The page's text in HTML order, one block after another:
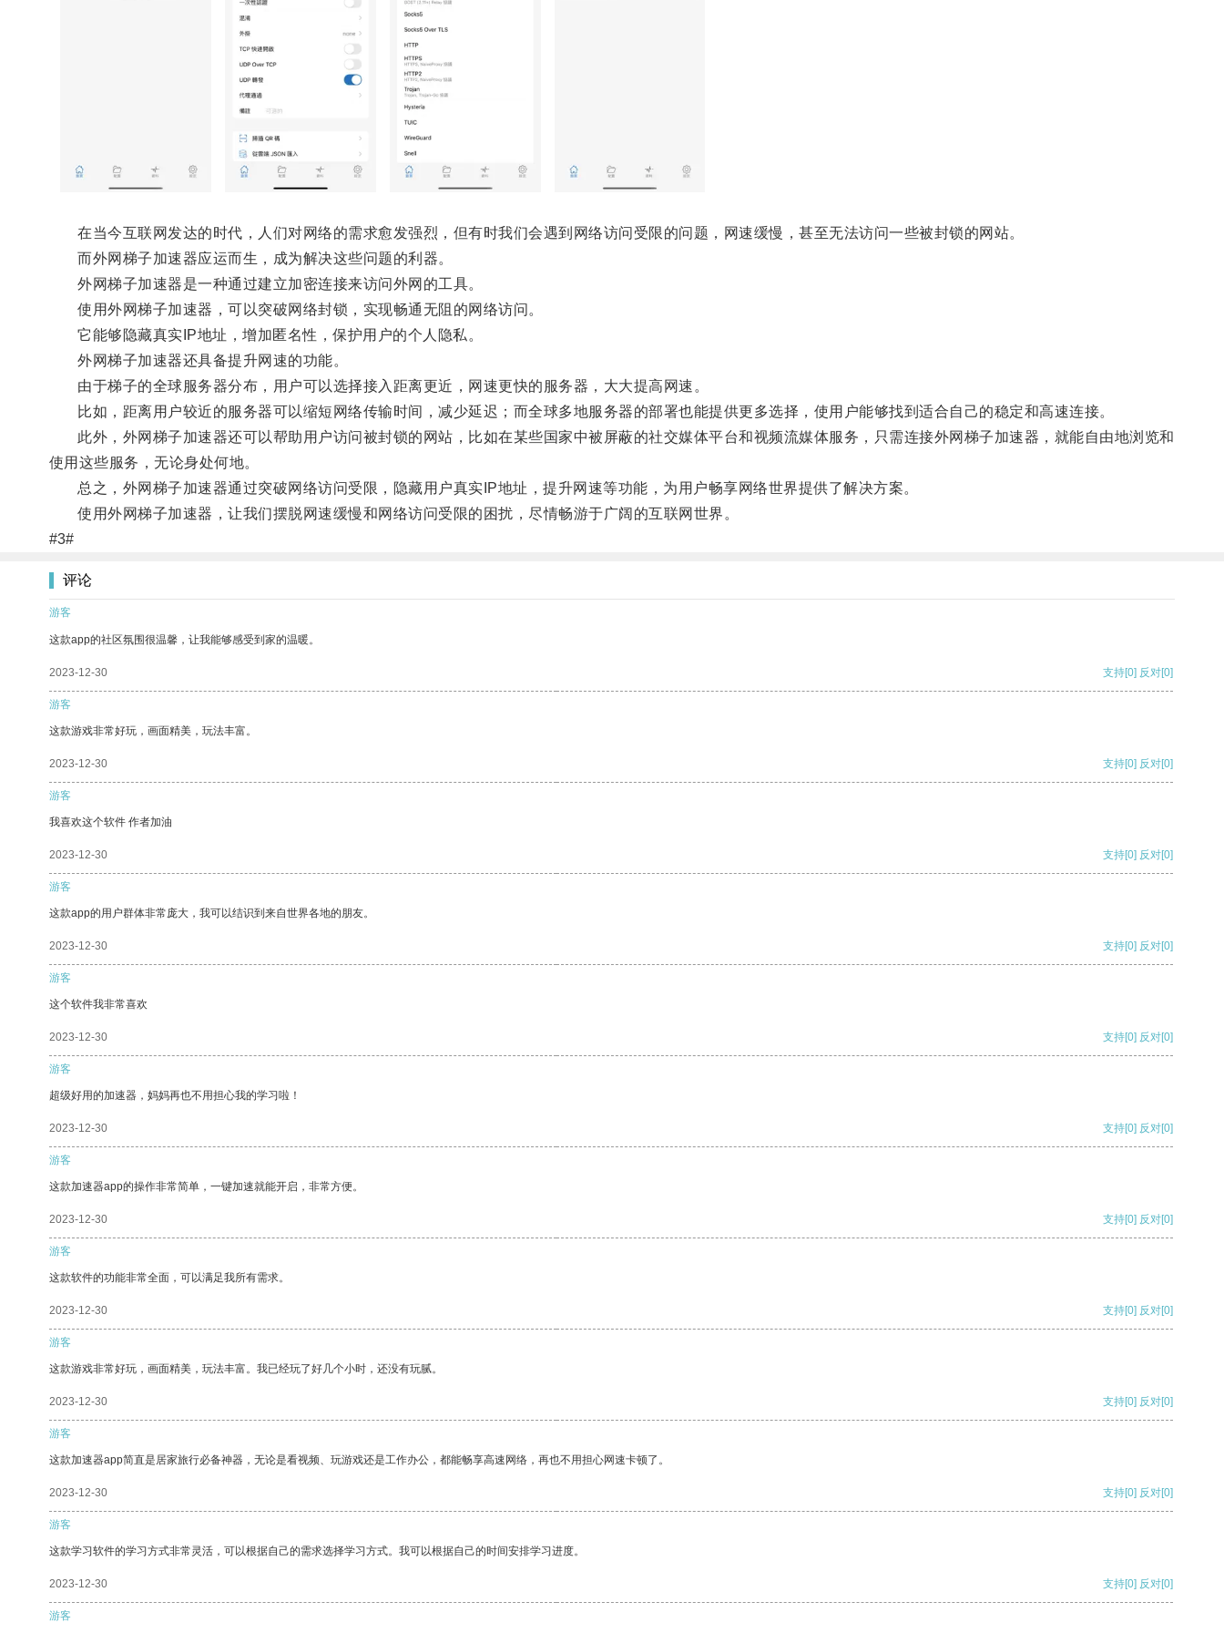
在当今互联网发达的时代，人们对网络的需求愈发强烈，但有时我们会遇到网络访问受限的问题，网速缓慢，甚至无法访问一些被封锁的网站。
而外网梯子加速器应运而生，成为解决这些问题的利器。
外网梯子加速器是一种通过建立加密连接来访问外网的工具。
使用外网梯子加速器，可以突破网络封锁，实现畅通无阻的网络访问。
它能够隐藏真实IP地址，增加匿名性，保护用户的个人隐私。
外网梯子加速器还具备提升网速的功能。
由于梯子的全球服务器分布，用户可以选择接入距离更近，网速更快的服务器，大大提高网速。
比如，距离用户较近的服务器可以缩短网络传输时间，减少延迟；而全球多地服务器的部署也能提供更多选择，使用户能够找到适合自己的稳定和高速连接。
此外，外网梯子加速器还可以帮助用户访问被封锁的网站，比如在某些国家中被屏蔽的社交媒体平台和视频流媒体服务，只需连接外网梯子加速器，就能自由地浏览和
使用这些服务，无论身处何地。
总之，外网梯子加速器通过突破网络访问受限，隐藏用户真实IP地址，提升网速等功能，为用户畅享网络世界提供了解决方案。
使用外网梯子加速器，让我们摆脱网速缓慢和网络访问受限的困扰，尽情畅游于广阔的互联网世界。
#3#
评论
游客
这款app的社区氛围很温馨，让我能够感受到家的温暖。
2023-12-30 支持[0] 反对[0]
游客
这款游戏非常好玩，画面精美，玩法丰富。
2023-12-30 支持[0] 反对[0]
游客
我喜欢这个软件 作者加油
2023-12-30 支持[0] 反对[0]
游客
这款app的用户群体非常庞大，我可以结识到来自世界各地的朋友。
2023-12-30 支持[0] 反对[0]
游客
这个软件我非常喜欢
2023-12-30 支持[0] 反对[0]
游客
超级好用的加速器，妈妈再也不用担心我的学习啦！
2023-12-30 支持[0] 反对[0]
游客
这款加速器app的操作非常简单，一键加速就能开启，非常方便。
2023-12-30 支持[0] 反对[0]
游客
这款软件的功能非常全面，可以满足我所有需求。
2023-12-30 支持[0] 反对[0]
游客
这款游戏非常好玩，画面精美，玩法丰富。我已经玩了好几个小时，还没有玩腻。
2023-12-30 支持[0] 反对[0]
游客
这款加速器app简直是居家旅行必备神器，无论是看视频、玩游戏还是工作办公，都能畅享高速网络，再也不用担心网速卡顿了。
2023-12-30 支持[0] 反对[0]
游客
这款学习软件的学习方式非常灵活，可以根据自己的需求选择学习方式。我可以根据自己的时间安排学习进度。
2023-12-30 支持[0] 反对[0]
游客